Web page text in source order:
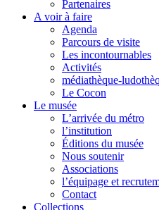
Partenaires
A voir à faire
Agenda
Parcours de visite
Les incontournables
Activités
médiathèque-
Le Cocon
Le musée
L’arrivée du métro
l’institution
Éditions du musée
Nous soutenir
Associations
l’équipage et
Contact
Collections